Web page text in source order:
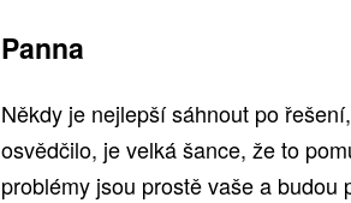
Panna
Někdy je nejlepší sáhnout po
osvědčilo, je velká šance, že to
problémy jsou prostě vaše a